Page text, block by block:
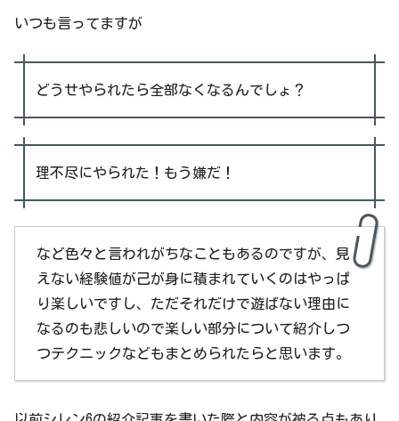
いつも言ってますが
どうせやられたら全部なくなるんでしょ？
理不尽にやられた！もう嫌だ！
など色々と言われがちなこともあるのですが、見
えない経験値が己が身に積まれていくのはやっぱ
り楽しいですし、ただそれだけで遊ばない理由に
なるのも悲しいので楽しい部分について紹介しつ
つテクニックなどもまとめられたらと思います。